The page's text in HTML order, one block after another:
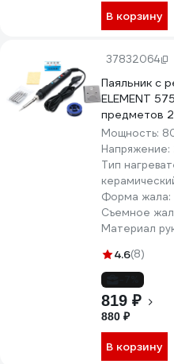
В корзину
37832064
Паяльник с
ELEMENT
предметов
Мощность:
Напряжение:
Тип
Форма жала:
Съемное
Материал
4.6(8)
819 ₽
880 ₽
В корзину